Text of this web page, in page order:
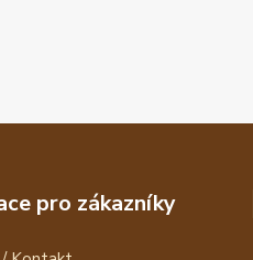
pro zákazníky